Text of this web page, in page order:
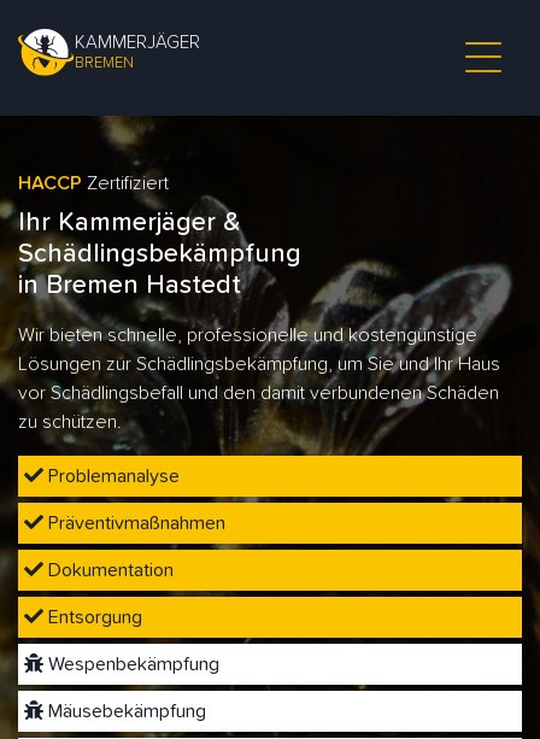
KAMMERJÄGER
BREMEN
HACCP Zertifiziert
Ihr Kammerjäger &
Schädlingsbekämpfung
in Bremen Hastedt
Wir bieten schnelle, professionelle und kostengünstige
Lösungen zur Schädlingsbekämpfung, um Sie und Ihr Haus
vor Schädlingsbefall und den damit verbundenen Schäden
zu schützen.
Problemanalyse
Präventivmaßnahmen
Dokumentation
Entsorgung
Wespenbekämpfung
Mäusebekämpfung